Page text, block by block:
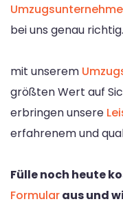
bei uns genau richtig.
mit unserem
größten Wert auf
erbringen unsere
erfahrenem und
Fülle noch heute
Formularaus und